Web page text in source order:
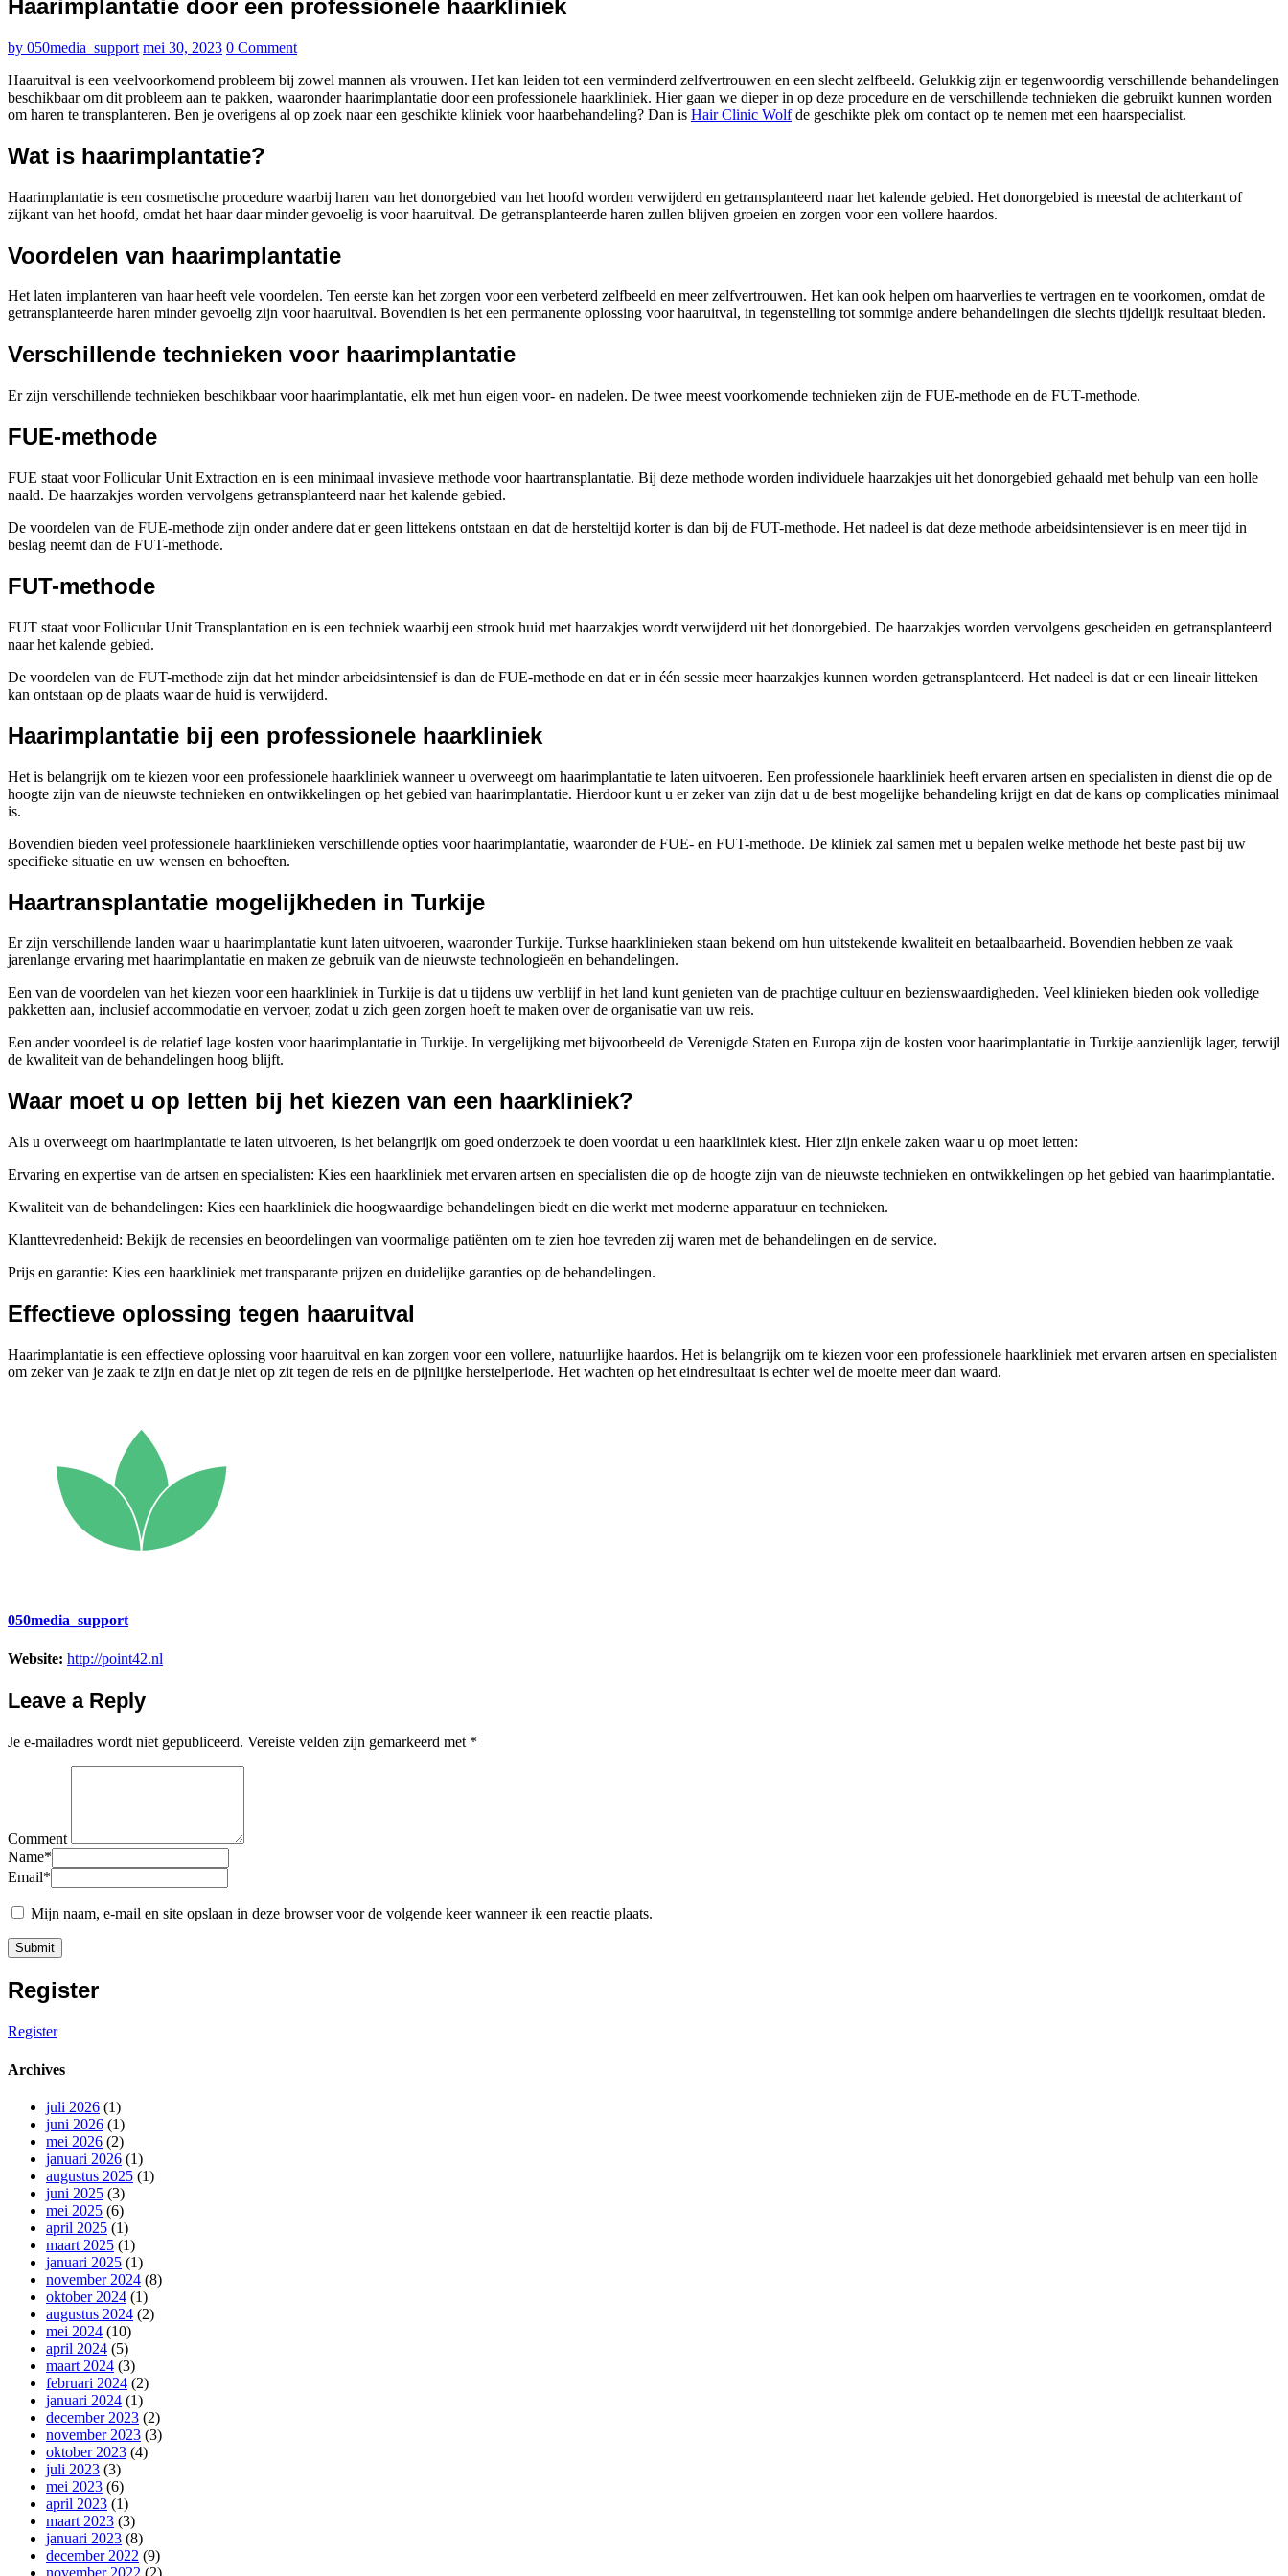
Haarimplantatie door een professionele haarkliniek
by 050media_support mei 30, 2023 0 Comment
Haaruitval is een veelvoorkomend probleem bij zowel mannen als vrouwen. Het kan leiden tot een verminderd zelfvertrouwen en een slecht zelfbeeld. Gelukkig zijn er tegenwoordig verschillende behandelingen
beschikbaar om dit probleem aan te pakken, waaronder haarimplantatie door een professionele haarkliniek. Hier gaan we dieper in op deze procedure en de verschillende technieken die gebruikt kunnen worden
om haren te transplanteren. Ben je overigens al op zoek naar een geschikte kliniek voor haarbehandeling? Dan is Hair Clinic Wolfde geschikte plek om contact op te nemen met een haarspecialist.
Wat is haarimplantatie?
Haarimplantatie is een cosmetische procedure waarbij haren van het donorgebied van het hoofd worden verwijderd en getransplanteerd naar het kalende gebied. Het donorgebied is meestal de achterkant of
zijkant van het hoofd, omdat het haar daar minder gevoelig is voor haaruitval. De getransplanteerde haren zullen blijven groeien en zorgen voor een vollere haardos.
Voordelen van haarimplantatie
Het laten implanteren van haar heeft vele voordelen. Ten eerste kan het zorgen voor een verbeterd zelfbeeld en meer zelfvertrouwen. Het kan ook helpen om haarverlies te vertragen en te voorkomen, omdat de
getransplanteerde haren minder gevoelig zijn voor haaruitval. Bovendien is het een permanente oplossing voor haaruitval, in tegenstelling tot sommige andere behandelingen die slechts tijdelijk resultaat bieden.
Verschillende technieken voor haarimplantatie
Er zijn verschillende technieken beschikbaar voor haarimplantatie, elk met hun eigen voor- en nadelen. De twee meest voorkomende technieken zijn de FUE-methode en de FUT-methode.
FUE-methode
FUE staat voor Follicular Unit Extraction en is een minimaal invasieve methode voor haartransplantatie. Bij deze methode worden individuele haarzakjes uit het donorgebied gehaald met behulp van een holle
naald. De haarzakjes worden vervolgens getransplanteerd naar het kalende gebied.
De voordelen van de FUE-methode zijn onder andere dat er geen littekens ontstaan en dat de hersteltijd korter is dan bij de FUT-methode. Het nadeel is dat deze methode arbeidsintensiever is en meer tijd in
beslag neemt dan de FUT-methode.
FUT-methode
FUT staat voor Follicular Unit Transplantation en is een techniek waarbij een strook huid met haarzakjes wordt verwijderd uit het donorgebied. De haarzakjes worden vervolgens gescheiden en getransplanteerd
naar het kalende gebied.
De voordelen van de FUT-methode zijn dat het minder arbeidsintensief is dan de FUE-methode en dat er in één sessie meer haarzakjes kunnen worden getransplanteerd. Het nadeel is dat er een lineair litteken
kan ontstaan op de plaats waar de huid is verwijderd.
Haarimplantatie bij een professionele haarkliniek
Het is belangrijk om te kiezen voor een professionele haarkliniek wanneer u overweegt om haarimplantatie te laten uitvoeren. Een professionele haarkliniek heeft ervaren artsen en specialisten in dienst die op de
hoogte zijn van de nieuwste technieken en ontwikkelingen op het gebied van haarimplantatie. Hierdoor kunt u er zeker van zijn dat u de best mogelijke behandeling krijgt en dat de kans op complicaties minimaal
is.
Bovendien bieden veel professionele haarklinieken verschillende opties voor haarimplantatie, waaronder de FUE- en FUT-methode. De kliniek zal samen met u bepalen welke methode het beste past bij uw
specifieke situatie en uw wensen en behoeften.
Haartransplantatie mogelijkheden in Turkije
Er zijn verschillende landen waar u haarimplantatie kunt laten uitvoeren, waaronder Turkije. Turkse haarklinieken staan bekend om hun uitstekende kwaliteit en betaalbaarheid. Bovendien hebben ze vaak
jarenlange ervaring met haarimplantatie en maken ze gebruik van de nieuwste technologieën en behandelingen.
Een van de voordelen van het kiezen voor een haarkliniek in Turkije is dat u tijdens uw verblijf in het land kunt genieten van de prachtige cultuur en bezienswaardigheden. Veel klinieken bieden ook volledige
pakketten aan, inclusief accommodatie en vervoer, zodat u zich geen zorgen hoeft te maken over de organisatie van uw reis.
Een ander voordeel is de relatief lage kosten voor haarimplantatie in Turkije. In vergelijking met bijvoorbeeld de Verenigde Staten en Europa zijn de kosten voor haarimplantatie in Turkije aanzienlijk lager, terwijl
de kwaliteit van de behandelingen hoog blijft.
Waar moet u op letten bij het kiezen van een haarkliniek?
Als u overweegt om haarimplantatie te laten uitvoeren, is het belangrijk om goed onderzoek te doen voordat u een haarkliniek kiest. Hier zijn enkele zaken waar u op moet letten:
Ervaring en expertise van de artsen en specialisten: Kies een haarkliniek met ervaren artsen en specialisten die op de hoogte zijn van de nieuwste technieken en ontwikkelingen op het gebied van haarimplantatie.
Kwaliteit van de behandelingen: Kies een haarkliniek die hoogwaardige behandelingen biedt en die werkt met moderne apparatuur en technieken.
Klanttevredenheid: Bekijk de recensies en beoordelingen van voormalige patiënten om te zien hoe tevreden zij waren met de behandelingen en de service.
Prijs en garantie: Kies een haarkliniek met transparante prijzen en duidelijke garanties op de behandelingen.
Effectieve oplossing tegen haaruitval
Haarimplantatie is een effectieve oplossing voor haaruitval en kan zorgen voor een vollere, natuurlijke haardos. Het is belangrijk om te kiezen voor een professionele haarkliniek met ervaren artsen en specialisten
om zeker van je zaak te zijn en dat je niet op zit tegen de reis en de pijnlijke herstelperiode. Het wachten op het eindresultaat is echter wel de moeite meer dan waard.
050media_support
Website: http://point42.nl
Leave a Reply
Je e-mailadres wordt niet gepubliceerd. Vereiste velden zijn gemarkeerd met *
Comment
Name*
Email*
Mijn naam, e-mail en site opslaan in deze browser voor de volgende keer wanneer ik een reactie plaats.
Register
Register
Archives
juli 2026 (1)
juni 2026 (1)
mei 2026 (2)
januari 2026 (1)
augustus 2025 (1)
juni 2025 (3)
mei 2025 (6)
april 2025 (1)
maart 2025 (1)
januari 2025 (1)
november 2024 (8)
oktober 2024 (1)
augustus 2024 (2)
mei 2024 (10)
april 2024 (5)
maart 2024 (3)
februari 2024 (2)
januari 2024 (1)
december 2023 (2)
november 2023 (3)
oktober 2023 (4)
juli 2023 (3)
mei 2023 (6)
april 2023 (1)
maart 2023 (3)
januari 2023 (8)
december 2022 (9)
november 2022 (2)